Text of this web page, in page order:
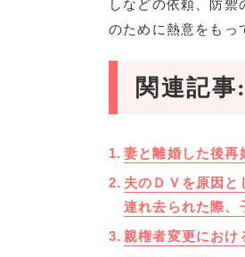
しなどの依頼、防
のために熱意をもっ
関連記事:
妻と離婚した後再
夫のＤＶを原因と
連れ去られた際、
親権者変更におけ